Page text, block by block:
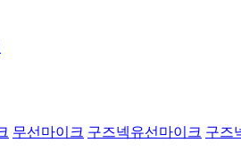
무선마이크 구즈넥유선마이크 구즈